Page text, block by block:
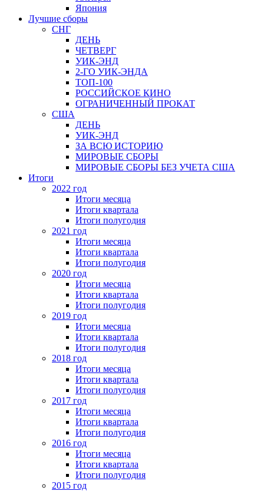
Япония
Лучшие сборы
СНГ
ДЕНЬ
ЧЕТВЕРГ
УИК-ЭНД
2-ГО УИК-ЭНДА
ТОП-100
РОССИЙСКОЕ КИНО
ОГРАНИЧЕННЫЙ ПРОКАТ
США
ДЕНЬ
УИК-ЭНД
ЗА ВСЮ ИСТОРИЮ
МИРОВЫЕ СБОРЫ
МИРОВЫЕ СБОРЫ БЕЗ УЧЕТА США
Итоги
2022 год
Итоги месяца
Итоги квартала
Итоги полугодия
2021 год
Итоги месяца
Итоги квартала
Итоги полугодия
2020 год
Итоги месяца
Итоги квартала
Итоги полугодия
2019 год
Итоги месяца
Итоги квартала
Итоги полугодия
2018 год
Итоги месяца
Итоги квартала
Итоги полугодия
2017 год
Итоги месяца
Итоги квартала
Итоги полугодия
2016 год
Итоги месяца
Итоги квартала
Итоги полугодия
2015 год